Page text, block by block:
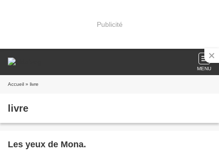
Publicité
MENU
Accueil » livre
livre
Les yeux de Mona.